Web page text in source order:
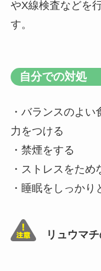
やX線検査などを
す。
自分での対処
・バランスのよ
力をつける
・禁煙をする
・ストレスをため
・睡眠をしっかり
リュウマ